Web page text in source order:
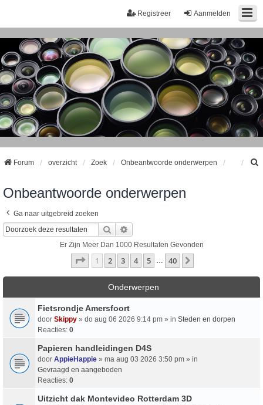
Aanmelden
Registreer
Forum overzicht Zoek Onbeantwoorde onderwerpen
Onbeantwoorde onderwerpen
Ga naar uitgebreid zoeken
Zoek
Er Zijn Meer Dan 1000 Resultaten Gevonden
Pagina Van40
1 2 3 4 5 40
Onderwerpen
Fietsrondje Amersfoort
door Skippy » do aug 06 2026 9:14 pm » in Steden en dorpen
Reacties: 0
Papieren handleidingen D4S
door AppieHappie » ma aug 03 2026 3:50 pm » in
Gevraagd en aangeboden
Reacties: 0
Uitzicht dak Montevideo Rotterdam 3D